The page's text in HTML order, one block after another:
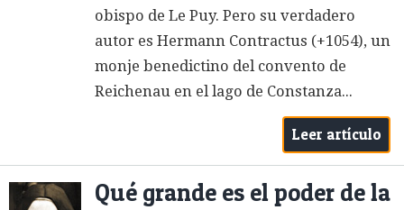
obispo de Le Puy. Pero su verdadero
autor es Hermann Contractus (+1054), un
monje benedictino del convento de
Reichenau en el lago de Constanza...
Leer artículo
Qué grande es el poder de la